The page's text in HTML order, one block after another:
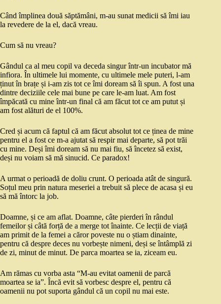
Când împlinea două săptămâni, m-au sunat medicii să îmi iau
la revedere de la el, dacă vreau.
Cum să nu vreau?
Gândul ca al meu copil va deceda singur într-un incubator mă
infiora. În ultimele lui momente, cu ultimele mele puteri, l-am
ținut în brațe și i-am zis tot ce îmi doream să îi spun. A fost una
dintre deciziile cele mai bune pe care le-am luat. Am fost
împăcată cu mine într-un final că am făcut tot ce am putut și
am fost alături de el 100%.
Cred și acum că faptul că am făcut absolut tot ce ținea de mine
pentru el a fost ce m-a ajutat să respir mai departe, să pot trăi
cu mine. Deși îmi doream să nu mai fiu, să încetez să exist,
deși nu voiam să mă sinucid. Ce paradox!
A urmat o perioadă de doliu crunt. O perioada atât de singură.
Soțul meu prin natura meseriei a trebuit să plece de acasa și eu
să mă întorc la job.
Doamne, și ce am aflat. Doamne, câte pierderi în rândul
femeilor și câtă forță de a merge tot înainte. Ce lecții de viață
am primit de la femei a căror poveste nu o știam dinainte,
pentru că despre deces nu vorbește nimeni, deși se întâmplă zi
de zi, minut de minut. De parca moartea se ia, ziceam eu.
Am rămas cu vorba asta “M-au evitat oamenii de parcă
moartea se ia”. Încă evit să vorbesc despre el, pentru că
oamenii nu pot suporta gândul că un copil nu mai este.